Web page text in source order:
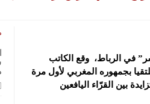
مشاركتنا في المعرض تهدف إلى الترويج
للمعدات الصناعية”: شاركنا بالمعرض
في الرباط، وقع الكاتب
بجمهوره المغربي لأول مرة
بين القرّاء اليافعين